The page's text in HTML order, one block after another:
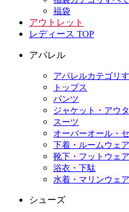
福袋
アウトレット
レディース TOP
アパレル
アパレルカテゴリ
トップス
パンツ
ジャケット・アウ
スーツ
オーバーオール・
下着・ルームウェア
靴下・フットウェア
浴衣・下駄
水着・マリンウェア
シューズ